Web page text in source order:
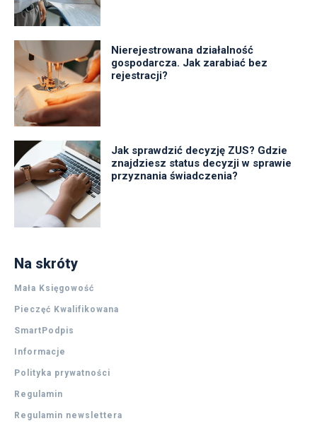
Nierejestrowana działalność
gospodarcza. Jak zarabiać bez
rejestracji?
Jak sprawdzić decyzję ZUS? Gdzie
znajdziesz status decyzji w sprawie
przyznania świadczenia?
Na skróty
Mała Księgowość
Pieczęć Kwalifikowana
SmartPodpis
Informacje
Polityka prywatności
Regulamin
Regulamin newslettera